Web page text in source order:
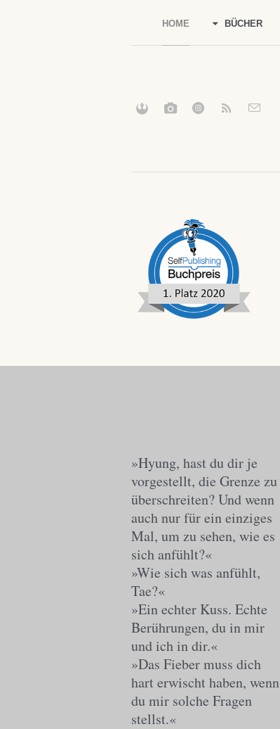
HOME BÜCHER
»Hyung, hast du dir je
vorgestellt, die Grenze zu
überschreiten? Und wenn
auch nur für ein einziges
Mal, um zu sehen, wie es
sich anfühlt?«
»Wie sich was anfühlt,
Tae?«
»Ein echter Kuss. Echte
Berührungen, du in mir
und ich in dir.«
»Das Fieber muss dich
hart erwischt haben, wenn
du mir solche Fragen
stellst.«